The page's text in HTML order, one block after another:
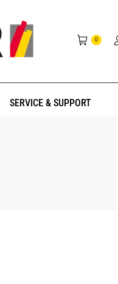
0
SERVICE & SUPPORT